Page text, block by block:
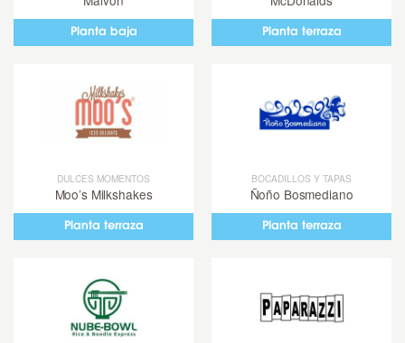
Planta baja Planta terraza
DULCES MOMENTOS
Moo’s Milkshakes
Planta terraza
BOCADILLOS Y TAPAS
Ñoño Bosmediano
Planta terraza